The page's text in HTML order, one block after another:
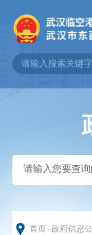
首页-政府信息